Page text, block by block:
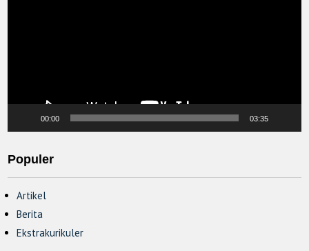
00:00 03:35
Populer
Artikel
Berita
Ekstrakurikuler